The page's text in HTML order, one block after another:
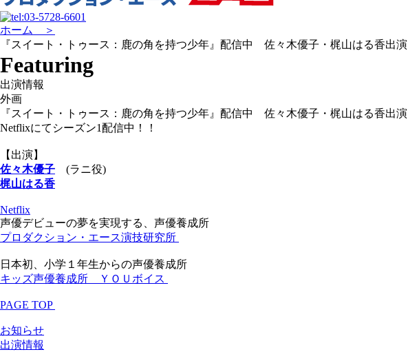
ホーム ＞
『スイート・トゥース：鹿の角を持つ少年』配信中 佐々木優子・梶山はる香出演
Featuring
出演情報
外画
『スイート・トゥース：鹿の角を持つ少年』配信中 佐々木優子・梶山はる香出演
Netflixにてシーズン1配信中！！
【出演】
佐々木優子 (ラニ役)
梶山はる香
Netflix
声優デビューの夢を実現する、声優養成所
プロダクション・エース演技研究所
日本初、小学１年生からの声優養成所
キッズ声優養成所 ＹＯＵボイス
PAGE TOP
お知らせ
出演情報